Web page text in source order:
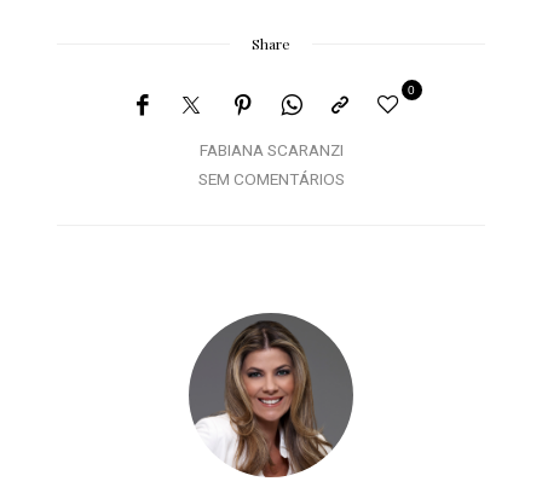
Share
FABIANA SCARANZI
0
SEM COMENTÁRIOS